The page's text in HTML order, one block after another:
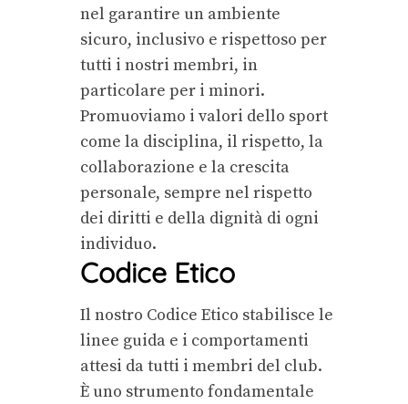
Codice Etico
nel garantire un ambiente
sicuro, inclusivo e rispettoso per
tutti i nostri membri, in
particolare per i minori.
Promuoviamo i valori dello sport
come la disciplina, il rispetto, la
collaborazione e la crescita
personale, sempre nel rispetto
dei diritti e della dignità di ogni
individuo.
Il nostro Codice Etico stabilisce le
linee guida e i comportamenti
attesi da tutti i membri del club.
È uno strumento fondamentale